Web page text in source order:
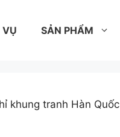
VỤ SẢN PHẨM
khung tranh Hàn Quốc